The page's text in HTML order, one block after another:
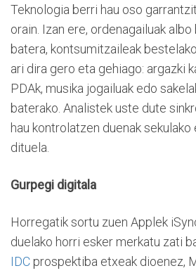
Teknologia berri hau oso
orain. Izan ere, ordenagailuak
batera, kontsumitzaileak
ari dira gero eta gehiago: argazki
PDAk, musika jogailuak edo
baterako. Analistek uste dute
hau kontrolatzen duenak
dituela.
Gurpegi digitala
Horregatik sortu zuen Applek
duelako horri esker merkatu zati
IDC prospektiba etxeak dioenez,